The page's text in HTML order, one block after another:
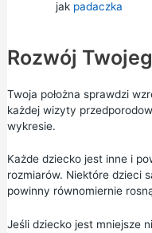
jak padaczka
Rozwój
Twoja położna sprawdzi
każdej wizyty
wykresie.
Każde dziecko jest inne i
rozmiarów. Niektóre dzieci
powinny równomiernie
Jeśli dziecko jest mniejsze